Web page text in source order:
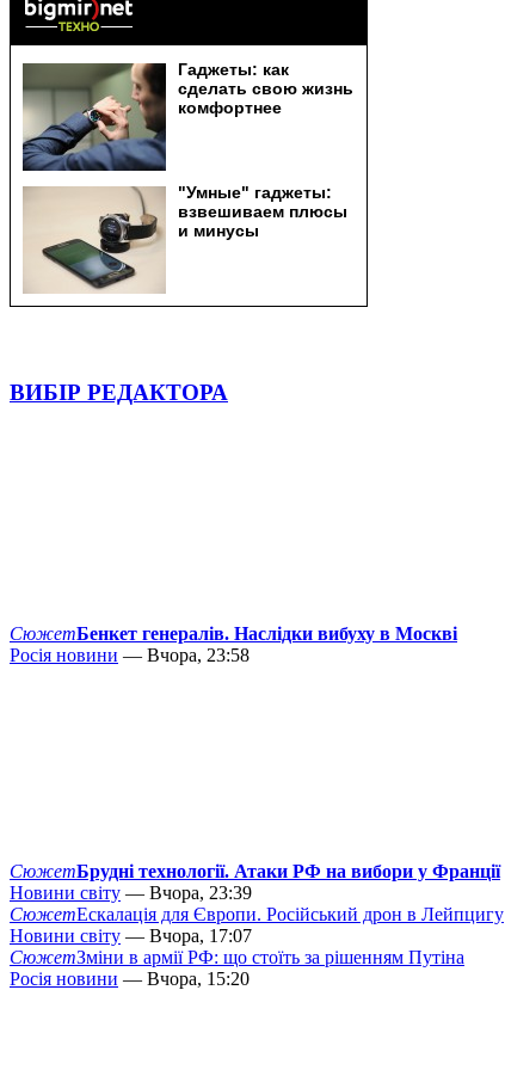
ВИБІР РЕДАКТОРА
СюжетБенкет генералів. Наслідки вибуху в Москві
Росія новини — Вчора, 23:58
СюжетБрудні технології. Атаки РФ на вибори у Франції
Новини світу — Вчора, 23:39
СюжетЕскалація для Європи. Російський дрон в Лейпцигу
Новини світу — Вчора, 17:07
СюжетЗміни в армії РФ: що стоїть за рішенням Путіна
Росія новини — Вчора, 15:20